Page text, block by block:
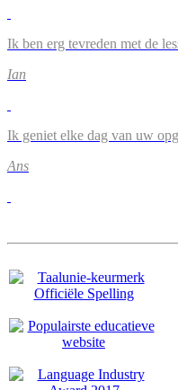
Ik ben erg tevreden met de
Ian
Ik geniet elke dag van uw
Ans